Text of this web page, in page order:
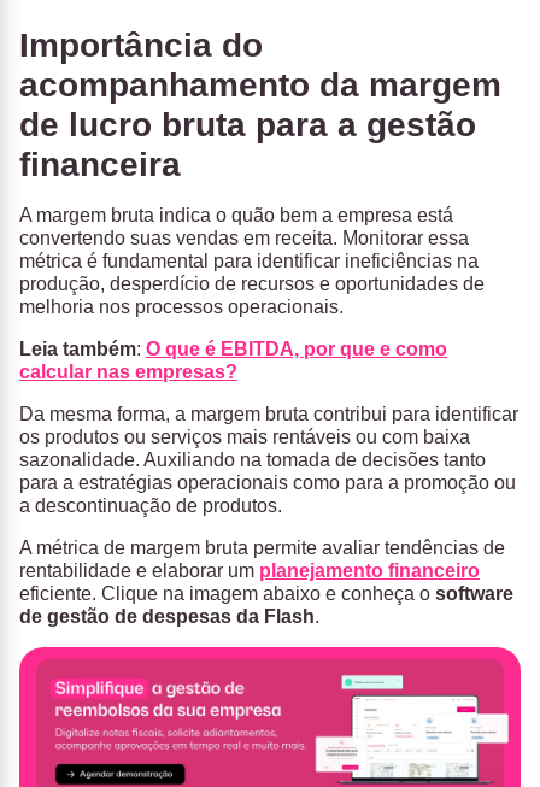
Importância do
acompanhamento da margem
de lucro bruta para a gestão
financeira
A margem bruta indica o quão bem a empresa está
convertendo suas vendas em receita. Monitorar essa
métrica é fundamental para identificar ineficiências na
produção, desperdício de recursos e oportunidades de
melhoria nos processos operacionais.
Leia também: O que é EBITDA, por que e como
calcular nas empresas?
Da mesma forma, a margem bruta contribui para identificar
os produtos ou serviços mais rentáveis ou com baixa
sazonalidade. Auxiliando na tomada de decisões tanto
para a estratégias operacionais como para a promoção ou
a descontinuação de produtos.
A métrica de margem bruta permite avaliar tendências de
rentabilidade e elaborar um planejamento financeiro
eficiente. Clique na imagem abaixo e conheça o software
de gestão de despesas da Flash.